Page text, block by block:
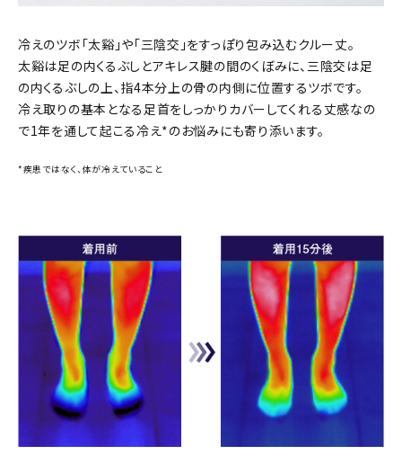
冷えのツボ「太谿」や「三陰交」をすっぽり包み込むクルー丈。
太谿は足の内くるぶしとアキレス腱の間のくぼみに、三陰交は足
の内くるぶしの上、指4本分上の骨の内側に位置するツボです。
冷え取りの基本となる足首をしっかりカバーしてくれる丈感なの
で1年を通して起こる冷え*のお悩みにも寄り添います。
*疾患ではなく、体が冷えていること